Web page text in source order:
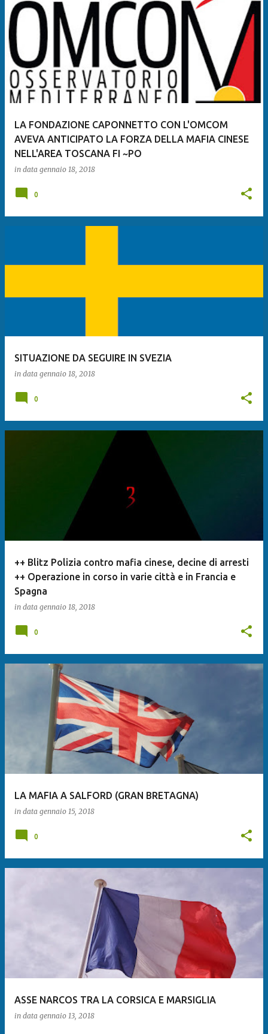
LA FONDAZIONE CAPONNETTO CON L'OMCOM
AVEVA ANTICIPATO LA FORZA DELLA MAFIA CINESE
NELL'AREA TOSCANA FI ~PO
in data gennaio 18, 2018
0
SITUAZIONE DA SEGUIRE IN SVEZIA
in data gennaio 18, 2018
0
++ Blitz Polizia contro mafia cinese, decine di arresti
++ Operazione in corso in varie città e in Francia e
Spagna
in data gennaio 18, 2018
0
LA MAFIA A SALFORD (GRAN BRETAGNA)
in data gennaio 15, 2018
0
ASSE NARCOS TRA LA CORSICA E MARSIGLIA
in data gennaio 13, 2018